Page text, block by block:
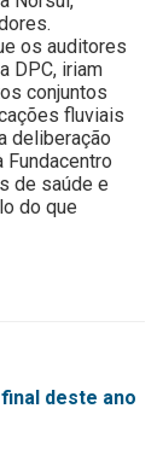
os auditores
DPC, iriam
conjuntos
fluviais
deliberação
de saúde e
do que
deste ano